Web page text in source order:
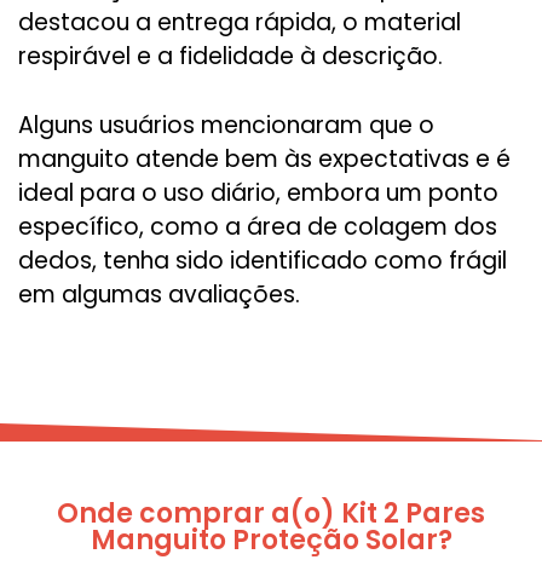
destacou a entrega rápida, o material
respirável e a fidelidade à descrição.
Alguns usuários mencionaram que o
manguito atende bem às expectativas e é
ideal para o uso diário, embora um ponto
específico, como a área de colagem dos
dedos, tenha sido identificado como frágil
em algumas avaliações.
Onde comprar a(o) Kit 2 Pares
Manguito Proteção Solar?